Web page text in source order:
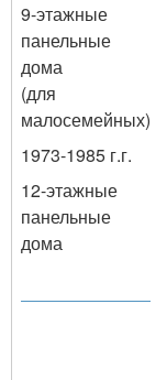
9-этажные
панельные
дома
(для
малосемейных)
1973-1985 г.г.
12-этажные
панельные
дома